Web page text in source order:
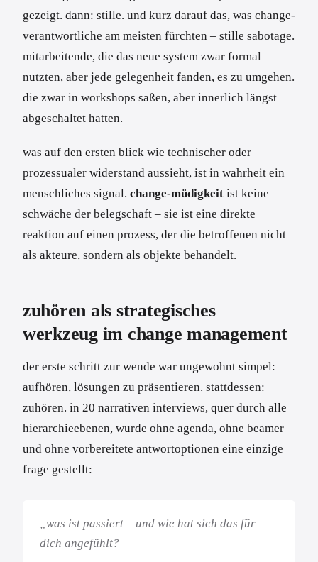
gezeigt. dann: stille. und kurz darauf das, was change-
verantwortliche am meisten fürchten – stille sabotage.
mitarbeitende, die das neue system zwar formal
nutzten, aber jede gelegenheit fanden, es zu umgehen.
die zwar in workshops saßen, aber innerlich längst
abgeschaltet hatten.
was auf den ersten blick wie technischer oder
prozessualer widerstand aussieht, ist in wahrheit ein
menschliches signal. change-müdigkeit ist keine
schwäche der belegschaft – sie ist eine direkte
reaktion auf einen prozess, der die betroffenen nicht
als akteure, sondern als objekte behandelt.
zuhören als strategisches
werkzeug im change management
der erste schritt zur wende war ungewohnt simpel:
aufhören, lösungen zu präsentieren. stattdessen:
zuhören. in 20 narrativen interviews, quer durch alle
hierarchieebenen, wurde ohne agenda, ohne beamer
und ohne vorbereitete antwortoptionen eine einzige
frage gestellt:
„was ist passiert – und wie hat sich das für
dich angefühlt?